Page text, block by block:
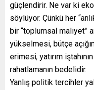
güçlendirir. Ne var ki
söylüyor. Çünkü her
bir “toplumsal maliyet”
yükselmesi, bütçe
erimesi, yatırım
rahatlamanın bedelidir.
Yanlış politik tercihler